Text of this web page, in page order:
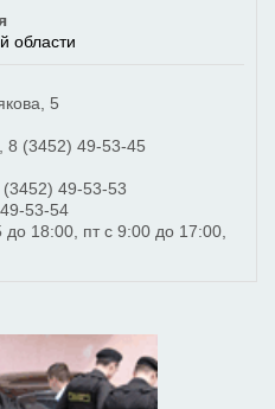
области
5
8 (3452) 49-53-45
(3452) 49-53-53
53-54
18:00, пт с 9:00 до 17:00,